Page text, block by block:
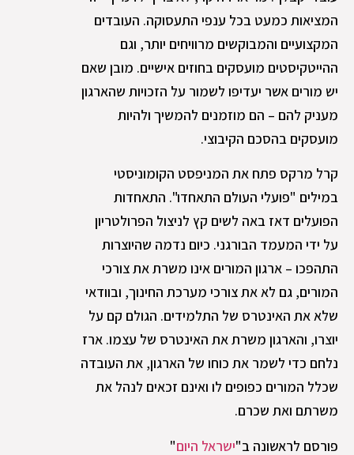
המציאות כמעט בכל ענפי התעסוקה. העובדים
המקצועיים והמבוקשים מרוויחים יותר, וגם
ההייטקיסטים מועסקים בחוזים אישיים. מובן שאם
יש מורים אשר יעדיפו לשמור על הזכויות שהארגון
מעניק להם – הם מוזמנים להמשיך ולהיות
מועסקים בהסכם הקיבוצי.
קרל מרקס פתח את המניפסט הקומוניסטי
במילים "פועלי העולם התאחדו". התאחדות
הפועלים דאז באה לשים קץ לניצול הפרולטריון
על ידי המעמד הבורגני. כיום נדמה שהיוצרות
התהפכו – ארגון המורים אינו משרת את צורכי
המורים, גם לא את צורכי מערכת החינוך, ובוודאי
שלא את האינטרס של התלמידים. הגולם קם על
יוצרו, והארגון משרת את האינטרס של עצמו. ארז
נלחם כדי לשמר את כוחו של הארגון, את העובדה
שכלל המורים כפופים לו ואינם זכאים לנהל את
משרתם ואת שכרם.
פורסם לראשונה ב"ישראל היום"